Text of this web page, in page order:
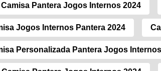
Camisa Pantera Jogos Internos 2024
Jogos Internos Pantera 2024
Personalizada Pantera Jogos